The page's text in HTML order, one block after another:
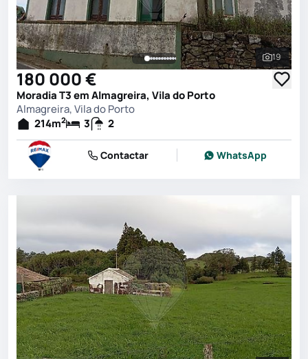
Ver
19
180 000 €
Moradia T3 em Almagreira, Vila do Porto
Almagreira, Vila do Porto
214m2 3 2
Contactar WhatsApp